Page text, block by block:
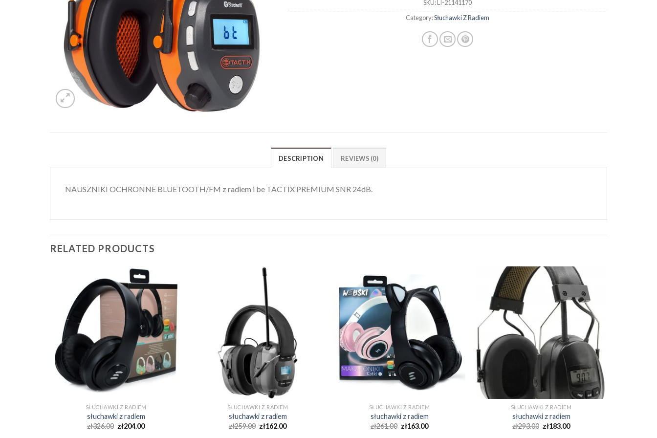
SKU:LI-21141170
Category:Słuchawki Z Radiem
DESCRIPTION REVIEWS (0)
NAUSZNIKI OCHRONNE BLUETOOTH/FM z radiem i be TACTIX PREMIUM SNR 24dB.
RELATED PRODUCTS
SŁUCHAWKI Z RADIEM
słuchawki z radiem
zł326.00 zł204.00
SŁUCHAWKI Z RADIEM
słuchawki z radiem
zł259.00 zł162.00
SŁUCHAWKI Z RADIEM
słuchawki z radiem
zł261.00 zł163.00
SŁUCHAWKI Z RADIEM
słuchawki z radiem
zł293.00 zł183.00